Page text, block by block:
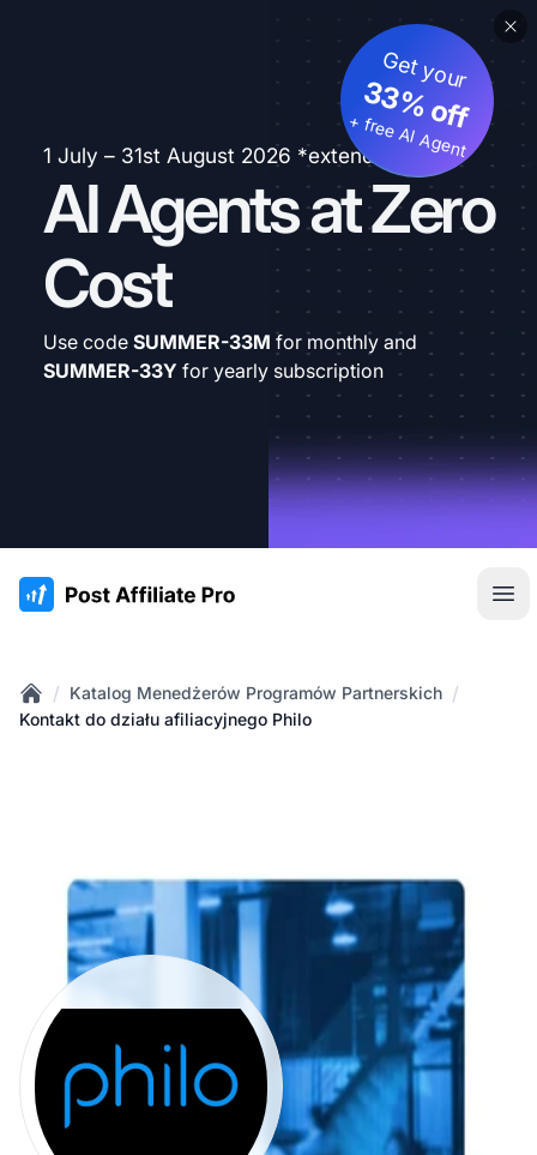
1 July – 31st August 2026 *extended
AI Agents at Zero
Cost
Get your
33% off
+ free AI Agent
Use code SUMMER-33M for monthly and
SUMMER-33Y for yearly subscription
:site.title
Home
/ Katalog Menedżerów Programów Partnerskich /
Kontakt do działu afiliacyjnego Philo